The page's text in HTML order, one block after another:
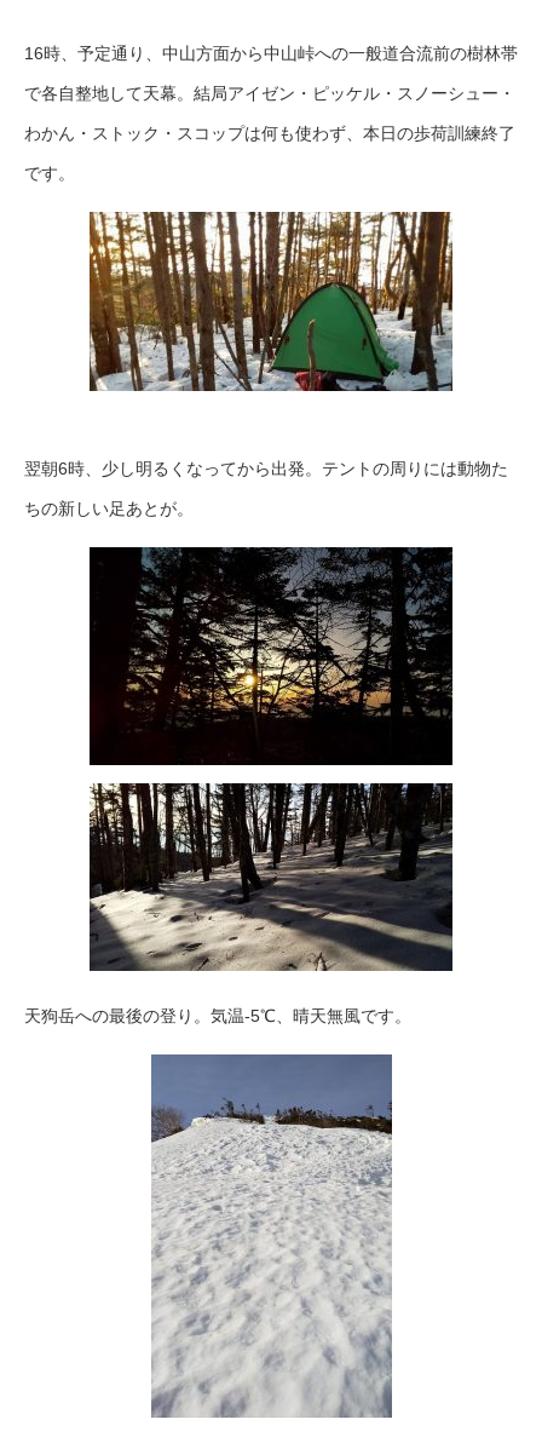
16時、予定通り、中山方面から中山峠への一般道合流前の樹林帯
で各自整地して天幕。結局アイゼン・ピッケル・スノーシュー・
わかん・ストック・スコップは何も使わず、本日の歩荷訓練終了
です。
翌朝6時、少し明るくなってから出発。テントの周りには動物た
ちの新しい足あとが。
天狗岳への最後の登り。気温-5℃、晴天無風です。